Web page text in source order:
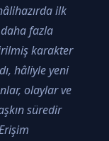
ilk
fazla
karakter
hâliyle yeni
olaylar ve
süredir